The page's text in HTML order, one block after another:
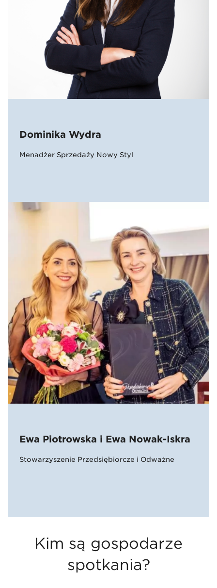
Dominika Wydra
Menadżer Sprzedaży Nowy Styl
Ewa Piotrowska i Ewa Nowak-Iskra
Stowarzyszenie Przedsiębiorcze i Odważne
Kim są gospodarze
spotkania?